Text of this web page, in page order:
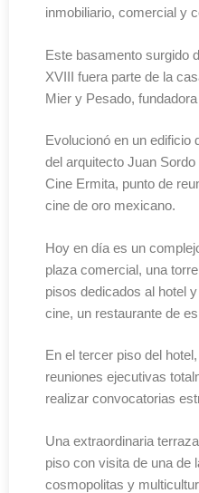
inmobiliario, comercial y
Este basamento surgido
XVIII fuera parte de la
Mier y Pesado,
Evolucionó en un edificio
del arquitecto Juan
Cine Ermita, punto de
cine de oro mexicano.
Hoy en día es un
plaza comercial, una
pisos dedicados al hotel
cine, un restaurante de
En el tercer piso del
reuniones ejecutivas
realizar convocatorias
Una extraordinaria
piso con visita de una de
cosmopolitas y